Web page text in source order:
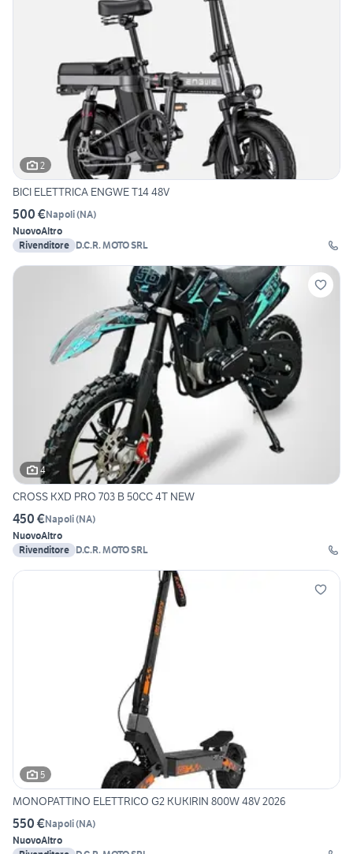
2
BICI ELETTRICA ENGWE T14 48V
500 €Napoli(NA)
NuovoAltro
Rivenditore D.C.R. MOTO SRL
4
CROSS KXD PRO 703 B 50CC 4T NEW
450 €Napoli(NA)
NuovoAltro
Rivenditore D.C.R. MOTO SRL
5
MONOPATTINO ELETTRICO G2 KUKIRIN 800W 48V 2026
550 €Napoli(NA)
NuovoAltro